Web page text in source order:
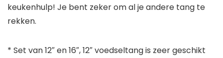
keukenhulp! Je bent zeker om al je andere tang te
rekken.
* Set van 12″ en 16″, 12″ voedseltang is zeer geschikt